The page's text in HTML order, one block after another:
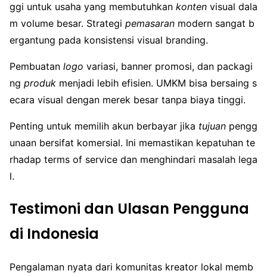
ggi untuk usaha yang membutuhkan konten visual dala
m volume besar. Strategi pemasaran modern sangat b
ergantung pada konsistensi visual branding.
Pembuatan logo variasi, banner promosi, dan packagi
ng produk menjadi lebih efisien. UMKM bisa bersaing s
ecara visual dengan merek besar tanpa biaya tinggi.
Penting untuk memilih akun berbayar jika tujuan pengg
unaan bersifat komersial. Ini memastikan kepatuhan te
rhadap terms of service dan menghindari masalah lega
l.
Testimoni dan Ulasan Pengguna
di Indonesia
Pengalaman nyata dari komunitas kreator lokal memb